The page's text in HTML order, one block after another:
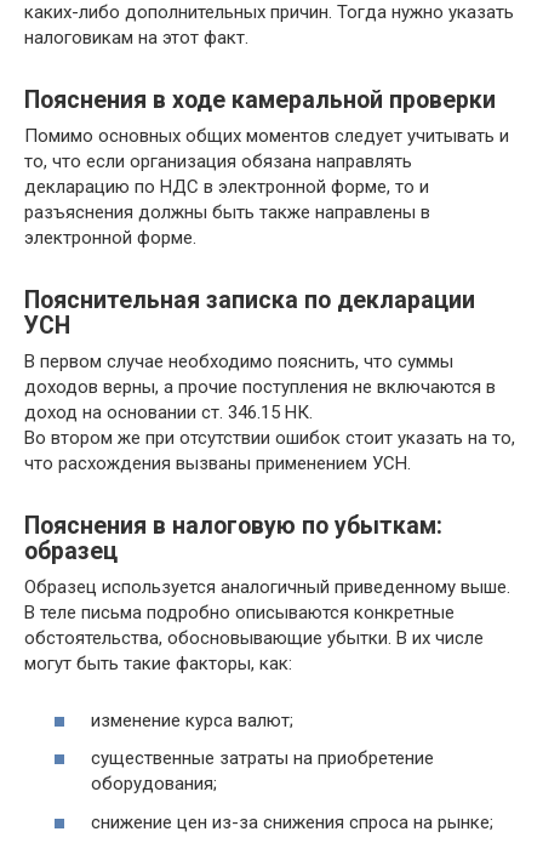
каких-либо дополнительных причин. Тогда нужно указать
налоговикам на этот факт.
Пояснения в ходе камеральной проверки
Помимо основных общих моментов следует учитывать и
то, что если организация обязана направлять
декларацию по НДС в электронной форме, то и
разъяснения должны быть также направлены в
электронной форме.
Пояснительная записка по декларации
УСН
В первом случае необходимо пояснить, что суммы
доходов верны, а прочие поступления не включаются в
доход на основании ст. 346.15 НК.
Во втором же при отсутствии ошибок стоит указать на то,
что расхождения вызваны применением УСН.
Пояснения в налоговую по убыткам:
образец
Образец используется аналогичный приведенному выше.
В теле письма подробно описываются конкретные
обстоятельства, обосновывающие убытки. В их числе
могут быть такие факторы, как:
изменение курса валют;
существенные затраты на приобретение
оборудования;
снижение цен из-за снижения спроса на рынке;